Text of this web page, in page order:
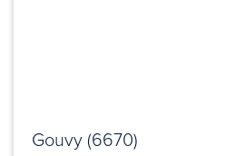
Gouvy (6670)